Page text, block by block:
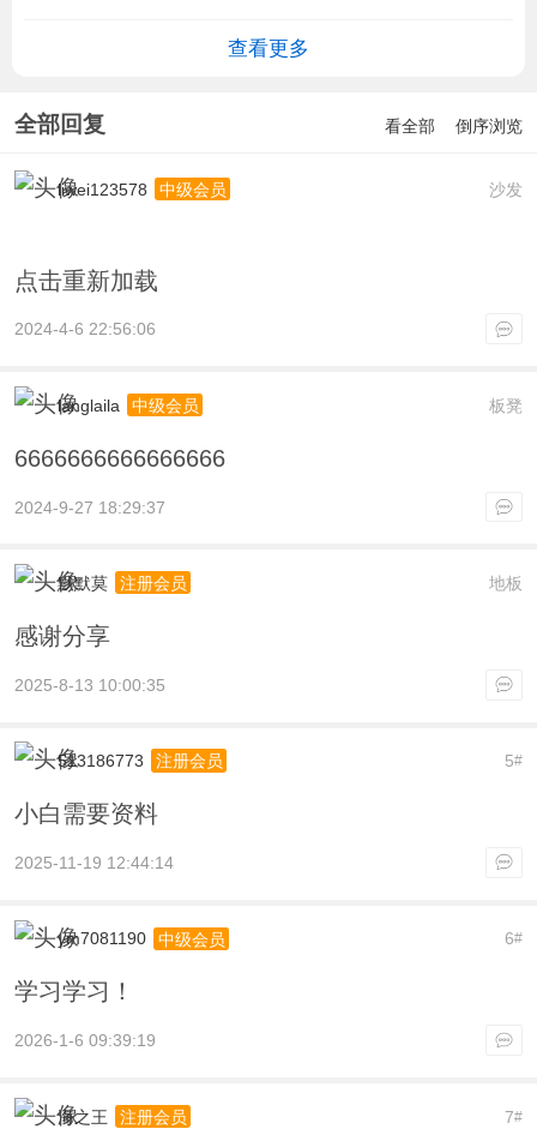
查看更多
全部回复 看全部 倒序浏览
沙发
liwei123578 中级会员
点击重新加载
2024-4-6 22:56:06
板凳
langlaila 中级会员
6666666666666666
2024-9-27 18:29:37
地板
默默莫 注册会员
感谢分享
2025-8-13 10:00:35
5#
513186773 注册会员
小白需要资料
2025-11-19 12:44:14
6#
ym7081190 中级会员
学习学习！
2026-1-6 09:39:19
7#
海之王 注册会员